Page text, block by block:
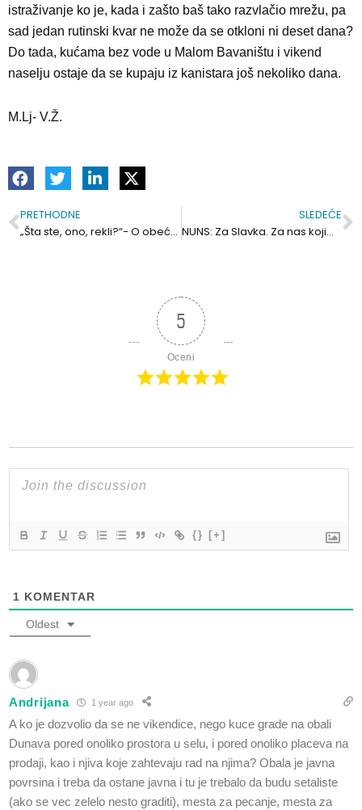
istraživanje ko je, kada i zašto baš tako razvlačio mrežu, pa
sad jedan rutinski kvar ne može da se otkloni ni deset dana?
Do tada, kućama bez vode u Malom Bavaništu i vikend
naselju ostaje da se kupaju iz kanistara još nekoliko dana.
M.Lj- V.Ž.
Prev
PRETHODNE
„Šta ste, ono, rekli?“- O obećanjima, najavama, investitorima i drugim pričama…
SLEDEĆE
NUNS: Za Slavka. Za nas kojima su izbili dah.
5
Oceni
{} [+]
1 KOMENTAR
Oldest
Andrijana 1 year ago
A ko je dozvolio da se ne vikendice, nego kuce grade na obali
Dunava pored onoliko prostora u selu, i pored onoliko placeva na
prodaji, kao i njiva koje zahtevaju rad na njima? Obala je javna
povrsina i treba da ostane javna i tu je trebalo da budu setaliste
(ako se vec zelelo nesto graditi), mesta za pecanje, mesta za